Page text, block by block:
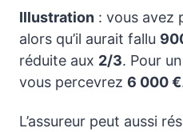
Illustration : vous avez
alors qu’il aurait fallu
réduite aux 2/3. Pour
vous percevrez 6 000 €
L’assureur peut aussi